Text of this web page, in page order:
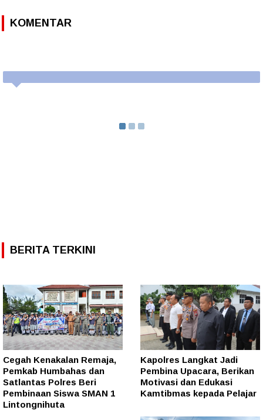
KOMENTAR
BERITA TERKINI
Cegah Kenakalan Remaja,
Pemkab Humbahas dan
Satlantas Polres Beri
Pembinaan Siswa SMAN 1
Lintongnihuta
Kapolres Langkat Jadi
Pembina Upacara, Berikan
Motivasi dan Edukasi
Kamtibmas kepada Pelajar